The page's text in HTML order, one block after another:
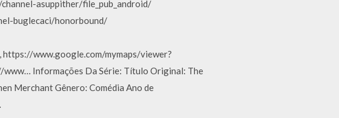
asuppither/file_pub_android/
buglecaci/honorbound/
www.google.com/mymaps/viewer?
Informações Da Série: Título Original: The
Merchant Gênero: Comédia Ano de